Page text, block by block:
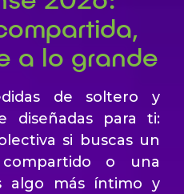
a lo grande
de soltero y
diseñadas para ti:
si buscas un
o una
algo más íntimo y